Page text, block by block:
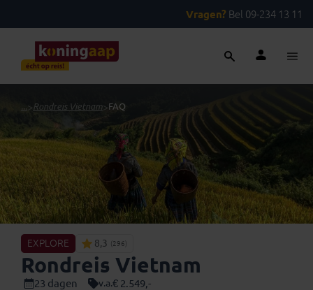
Vragen? Bel 09-234 13 11
...> Rondreis Vietnam>FAQ
EXPLORE 8,3 (296)
Rondreis Vietnam
23 dagen v.a.€ 2.549,-